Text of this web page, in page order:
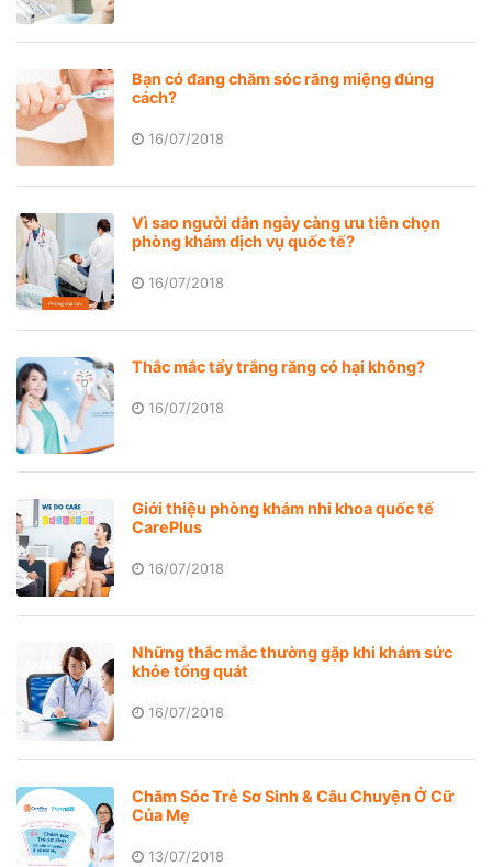
Bạn có đang chăm sóc răng miệng đúng
cách?
16/07/2018
Vì sao người dân ngày càng ưu tiên chọn
phòng khám dịch vụ quốc tế?
16/07/2018
Thắc mắc tẩy trắng răng có hại không?
16/07/2018
Giới thiệu phòng khám nhi khoa quốc tế
CarePlus
16/07/2018
Những thắc mắc thường gặp khi khám sức
khỏe tổng quát
16/07/2018
Chăm Sóc Trẻ Sơ Sinh & Câu Chuyện Ở Cữ
Của Mẹ
13/07/2018